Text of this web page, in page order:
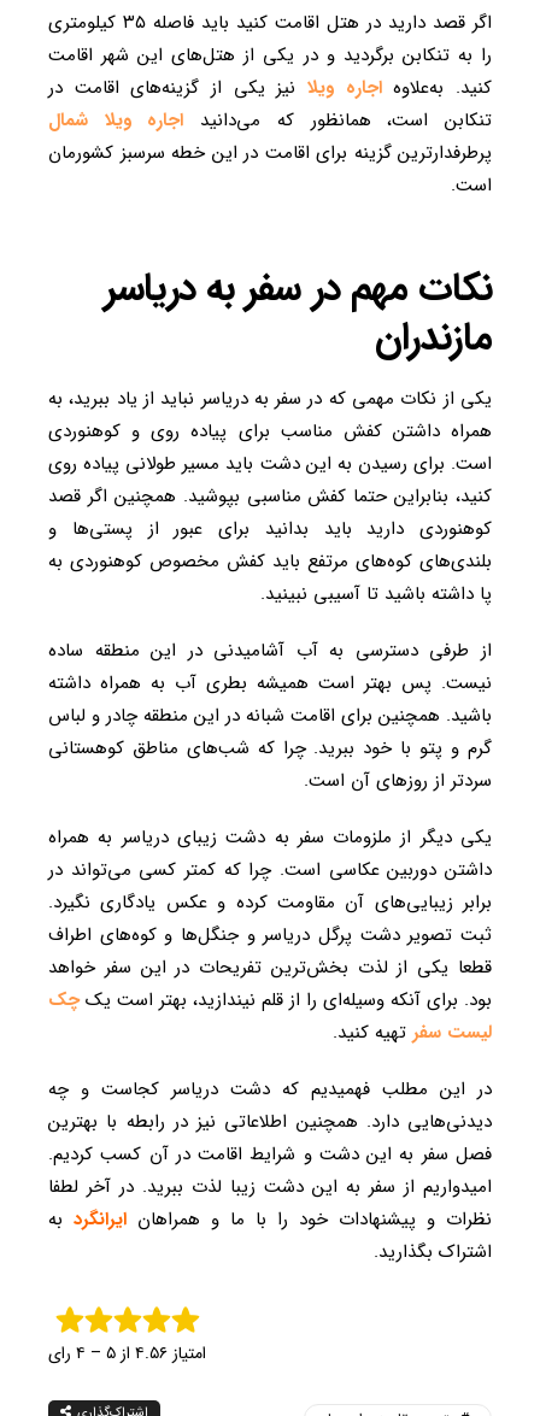
اگر قصد دارید در هتل اقامت کنید باید فاصله ۳۵ کیلومتری
را به تنکابن برگردید و در یکی از هتل‌های این شهر اقامت
کنید. به‌علاوهاجاره ویلا نیز یکی از گزینه‌های اقامت در
تنکابن است، همانظور که می‌دانید اجاره ویلا شمال
پرطرفدارترین گزینه برای اقامت در این خطه سرسبز کشورمان
است.
نکات مهم در سفر به دریاسر
مازندران
یکی از نکات مهمی که در سفر به دریاسر نباید از یاد ببرید،‌ به
همراه داشتن کفش مناسب برای پیاده روی و کوهنوردی
است. برای رسیدن به این دشت باید مسیر طولانی پیاده روی
کنید، بنابراین حتما کفش مناسبی بپوشید. همچنین اگر قصد
کوهنوردی دارید باید بدانید برای عبور از پستی‌ها و
بلندی‌های کوه‌های مرتفع باید کفش مخصوص کوهنوردی به
پا داشته باشید تا آسیبی نبینید.
از طرفی دسترسی به آب آشامیدنی در این منطقه ساده
نیست. پس بهتر است همیشه بطری آب به همراه داشته
باشید. همچنین برای اقامت شبانه در این منطقه چادر و لباس
گرم و پتو با خود ببرید. چرا که شب‌های مناطق کوهستانی
سردتر از روزهای آن است.
یکی دیگر از ملزومات سفر به دشت زیبای دریاسر به همراه
داشتن دوربین عکاسی است. چرا که کمتر کسی می‌تواند در
برابر زیبایی‌های آن مقاومت کرده و عکس یادگاری نگیرد.
ثبت تصویر دشت پرگل دریاسر و جنگل‌ها و کوه‌های اطراف
قطعا یکی از لذت بخش‌ترین تفریحات در این سفر خواهد
بود. برای آنکه وسیله‌ای را از قلم نیندازید، بهتر است یکچک
لیست سفر تهیه کنید.
در این مطلب فهمیدیم که دشت دریاسر کجاست و چه
دیدنی‌هایی دارد. همچنین اطلاعاتی نیز در رابطه با بهترین
فصل سفر به این دشت و شرایط اقامت در آن کسب کردیم.
امیدواریم از سفر به این دشت زیبا لذت ببرید. در آخر لطفا
نظرات و پیشنهادات خود را با ما و همراهان ایرانگرد به
اشتراک بگذارید.
امتیاز ۴.۵۶ از ۵ – ۴ رای